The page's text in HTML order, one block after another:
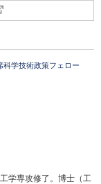
科学技術政策フェロー
学専攻修了。博士（工